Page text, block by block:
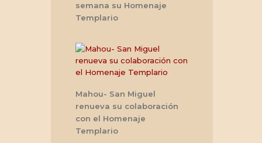
semana su Homenaje
Templario
Mahou- San Miguel
renueva su colaboración
con el Homenaje
Templario